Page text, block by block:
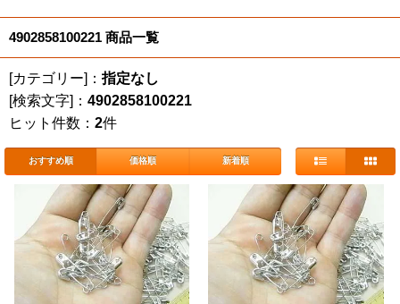
4902858100221 商品一覧
[カテゴリー]：指定なし
[検索文字]： 4902858100221
ヒット件数： 2件
おすすめ順 価格順 新着順